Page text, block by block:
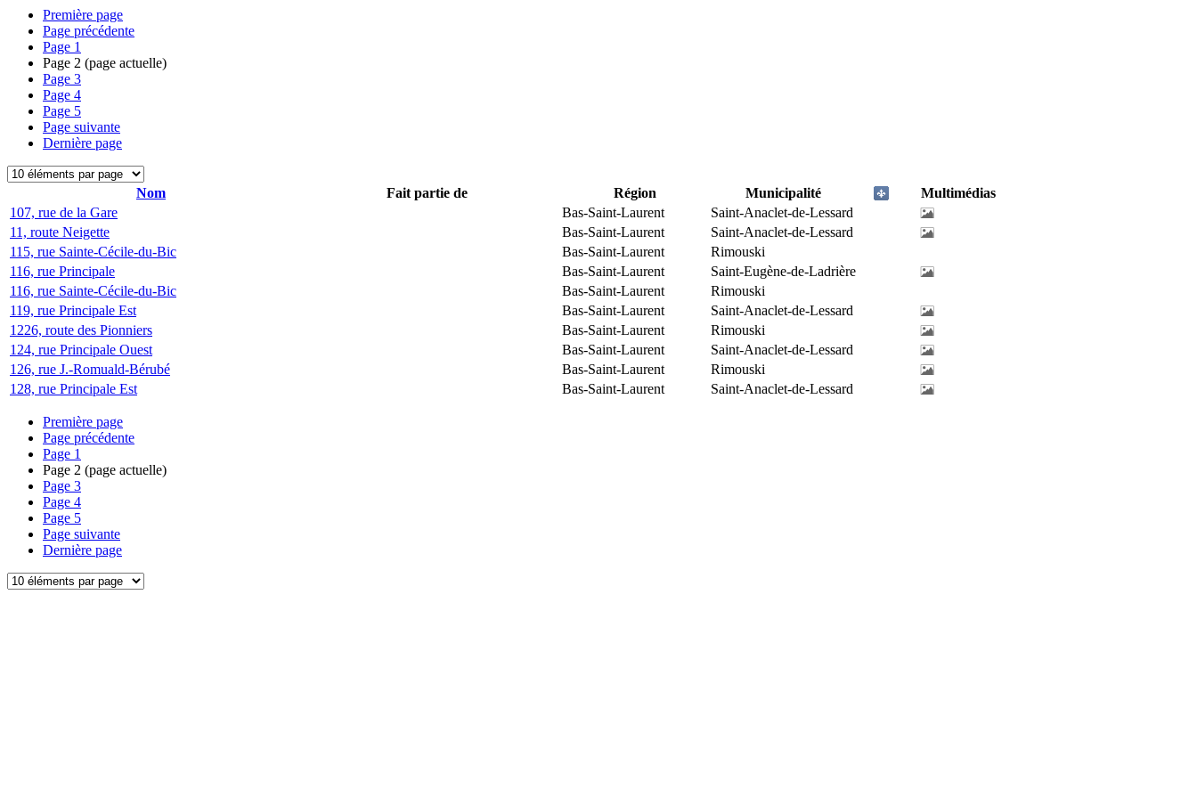
Première page
Page précédente
Page 1
Page 2 (page actuelle)
Page 3
Page 4
Page 5
Page suivante
Dernière page
Nom Fait partie de Région Municipalité
Multimédias
107, rue de la Gare
Bas-Saint-Laurent
Saint-Anaclet-de-Lessard
11, route Neigette
Bas-Saint-Laurent
Saint-Anaclet-de-Lessard
115, rue Sainte-Cécile-du-Bic
Bas-Saint-Laurent
Rimouski
116, rue Principale
Bas-Saint-Laurent
Saint-Eugène-de-Ladrière
116, rue Sainte-Cécile-du-Bic
Bas-Saint-Laurent
Rimouski
119, rue Principale Est
Bas-Saint-Laurent
Saint-Anaclet-de-Lessard
1226, route des Pionniers
Bas-Saint-Laurent
Rimouski
124, rue Principale Ouest
Bas-Saint-Laurent
Saint-Anaclet-de-Lessard
126, rue J.-Romuald-Bérubé
Bas-Saint-Laurent
Rimouski
128, rue Principale Est
Bas-Saint-Laurent Saint-Anaclet-de-Lessard
Première page
Page précédente
Page 1
Page 2 (page actuelle)
Page 3
Page 4
Page 5
Page suivante
Dernière page